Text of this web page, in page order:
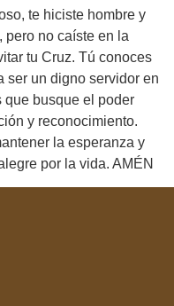
te hiciste hombre y
no caíste en la
tu Cruz. Tú conoces
ser un digno servidor en
que busque el poder
y reconocimiento.
la esperanza y
por la vida. AMÉN